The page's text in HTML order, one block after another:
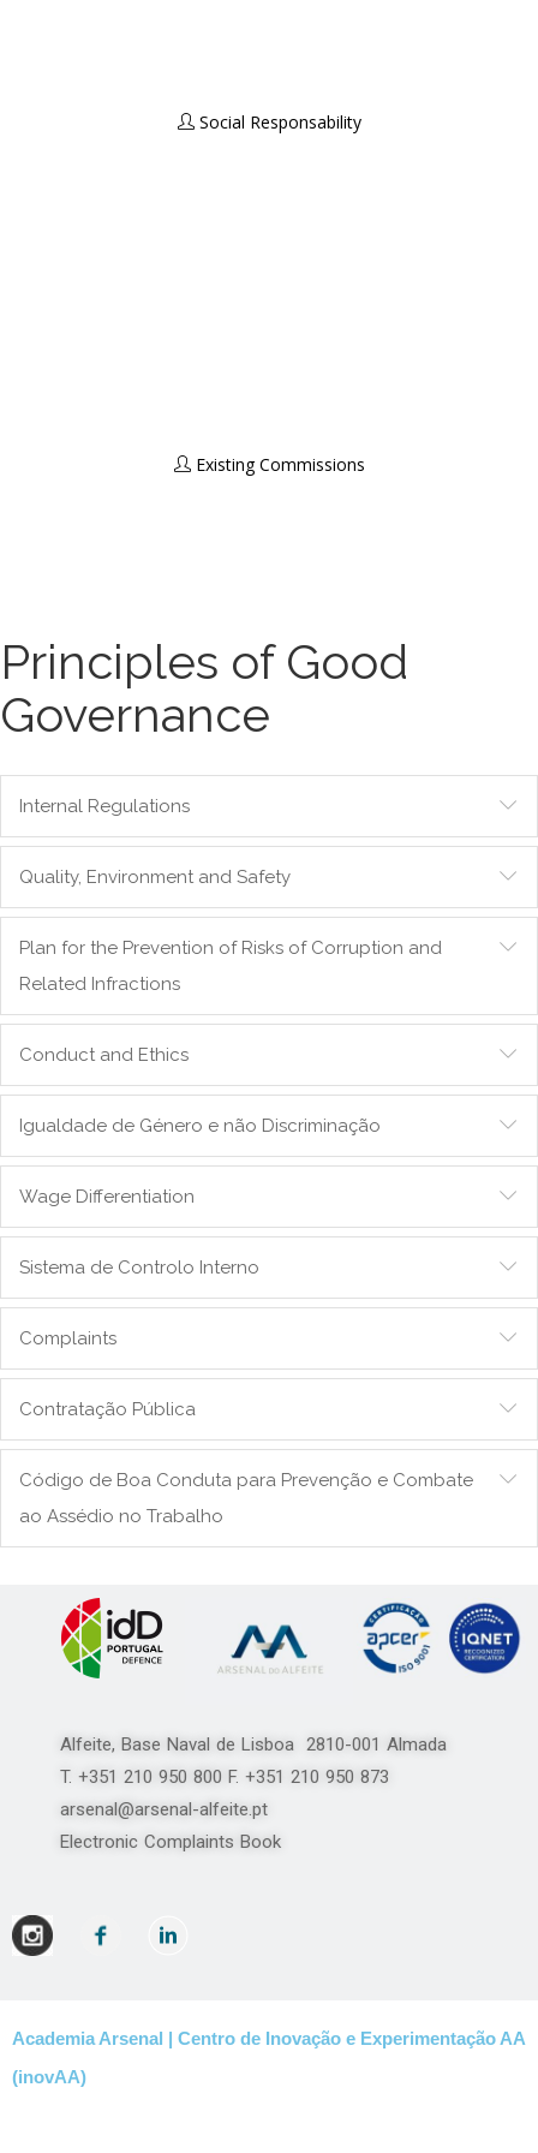
Social Responsability
Existing Commissions
Principles of Good
Governance
Internal Regulations
Quality, Environment and Safety
Plan for the Prevention of Risks of Corruption and
Related Infractions
Conduct and Ethics
Igualdade de Género e não Discriminação
Wage Differentiation
Sistema de Controlo Interno
Complaints
Contratação Pública
Código de Boa Conduta para Prevenção e Combate
ao Assédio no Trabalho
Alfeite, Base Naval de Lisboa 2810-001 Almada
T. +351 210 950 800 F. +351 210 950 873
arsenal@arsenal-alfeite.pt
Electronic Complaints Book
Academia Arsenal | Centro de Inovação e Experimentação AA
(inovAA)